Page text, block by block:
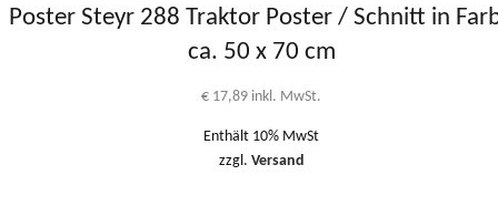
Poster Steyr 288 Traktor Poster / Schnitt in
ca. 50 x 70 cm
€ 17,89 inkl. MwSt.
Enthält 10% MwSt
zzgl. Versand